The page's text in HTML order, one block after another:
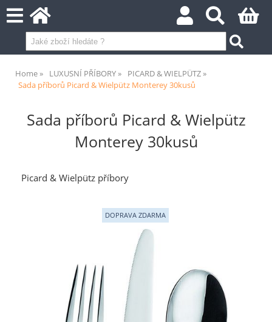
Home LUXUSNÍ PŘÍBORY
PICARD & WIELPÜTZ
Sada příborů Picard & Wielpütz Monterey 30kusů
Sada příborů Picard & Wielpütz
Monterey 30kusů
Picard & Wielpütz příbory